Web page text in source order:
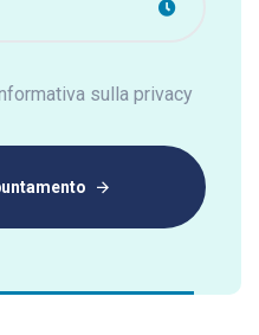
sulla privacy